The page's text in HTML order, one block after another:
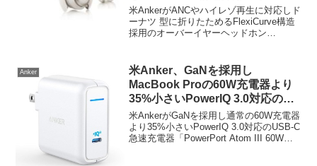
イヤーヘッドホン「Soundcore
Space One Pro」を発売。
米AnkerがANCやハイレゾ再生に対応しド
ーナツ 型に折りたためるFlexiCurve構造
採用のオーバーイヤーヘッドホン
Anker
米Anker、GaNを採用し
MacBook Proの60W充電器より
35%小さいPowerIQ 3.0対応の
USB-C充電器「PowerPort Atom
III 60W」を発表。
米AnkerがGaNを採用し通常の60W充電器
より35%小さいPowerIQ 3.0対応のUSB-C
急速充電器「PowerPort Atom III 60W」